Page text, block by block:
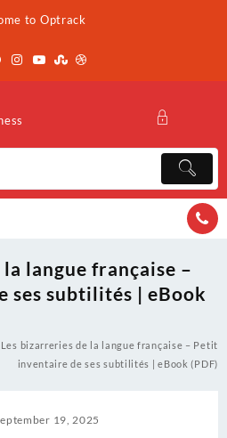
to Optrack
langue française –
ses subtilités | eBook
Les bizarreries de la langue française – Petit
inventaire de ses subtilités | eBook (PDF)
19, 2025